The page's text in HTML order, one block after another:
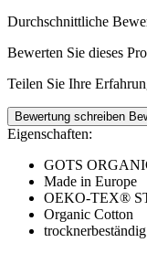
Durchschnittliche
Bewerten Sie dieses
Teilen Sie Ihre
Bewertung schreiben
Eigenschaften:
GOTS
Made in Europe
OEKO-TEX®
Organic Cotton
trocknerbeständig